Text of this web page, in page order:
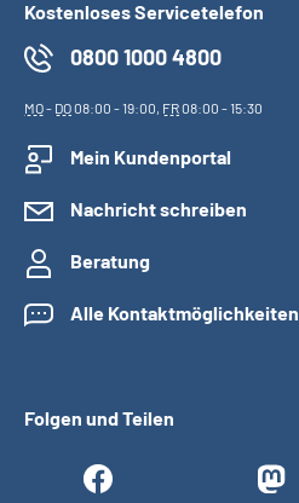
Kostenloses Servicetelefon
0800 1000 4800
MO- DO08:00 - 19:00, FR08:00 - 15:30
Mein Kundenportal
Nachricht schreiben
Beratung
Alle Kontaktmöglichkeiten
Folgen und Teilen